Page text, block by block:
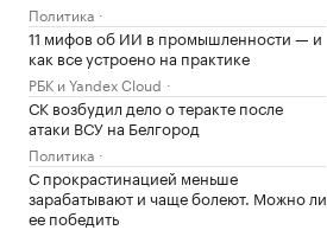
Политика
11 мифов об ИИ в промышленности — и
как все устроено на практике
РБК и Yandex Cloud
СК возбудил дело о теракте после
атаки ВСУ на Белгород
Политика
С прокрастинацией меньше
зарабатывают и чаще болеют. Можно ли
ее победить